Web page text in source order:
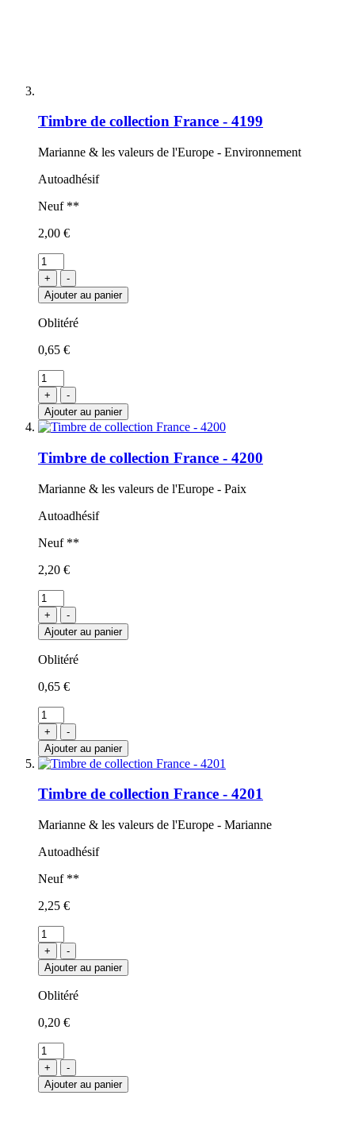
Timbre de collection France - 4199
Marianne & les valeurs de l'Europe - Environnement
Autoadhésif
Neuf **
2,00 €
+
-
Ajouter au panier
Oblitéré
0,65 €
+
-
Ajouter au panier
Timbre de collection France - 4200
Marianne & les valeurs de l'Europe - Paix
Autoadhésif
Neuf **
2,20 €
+
-
Ajouter au panier
Oblitéré
0,65 €
+
-
Ajouter au panier
Timbre de collection France - 4201
Marianne & les valeurs de l'Europe - Marianne
Autoadhésif
Neuf **
2,25 €
+
-
Ajouter au panier
Oblitéré
0,20 €
+
-
Ajouter au panier